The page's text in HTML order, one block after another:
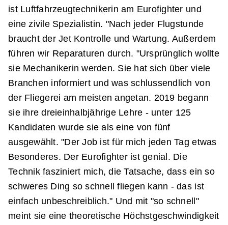
ist Luftfahrzeugtechnikerin am Eurofighter und
eine zivile Spezialistin. "Nach jeder Flugstunde
braucht der Jet Kontrolle und Wartung. Außerdem
führen wir Reparaturen durch. "Ursprünglich wollte
sie Mechanikerin werden. Sie hat sich über viele
Branchen informiert und was schlussendlich von
der Fliegerei am meisten angetan. 2019 begann
sie ihre dreieinhalbjährige Lehre - unter 125
Kandidaten wurde sie als eine von fünf
ausgewählt. "Der Job ist für mich jeden Tag etwas
Besonderes. Der Eurofighter ist genial. Die
Technik fasziniert mich, die Tatsache, dass ein so
schweres Ding so schnell fliegen kann - das ist
einfach unbeschreiblich." Und mit "so schnell"
meint sie eine theoretische Höchstgeschwindigkeit